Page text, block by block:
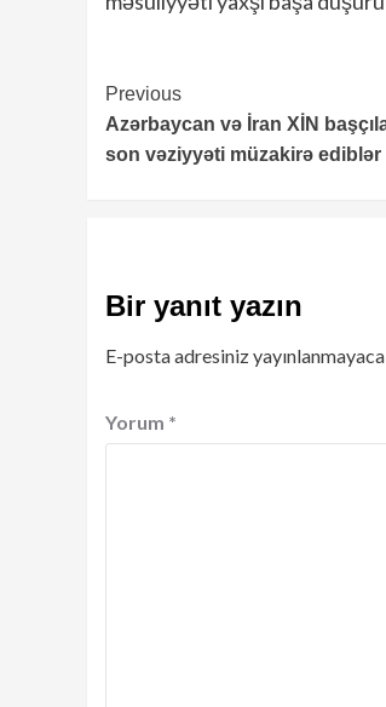
Continue
Reading
Previous
Azərbaycan və İran XİN
son vəziyyəti müzakirə ediblər
Bir yanıt yazın
E-posta adresiniz
Yorum *